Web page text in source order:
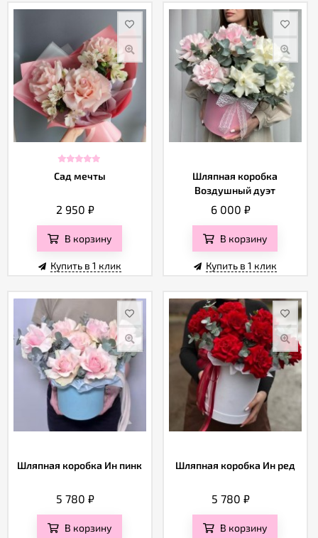
Сад мечты
2 950₽
В корзину
Купить в 1 клик
Шляпная коробка
Воздушный дуэт
6 000₽
В корзину
Купить в 1 клик
Шляпная коробка Ин пинк
5 780₽
В корзину
Шляпная коробка Ин ред
5 780₽
В корзину